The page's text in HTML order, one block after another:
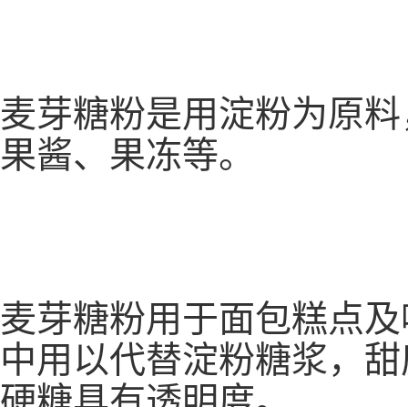
麦芽糖粉是用淀粉为原
果酱、果冻等。
麦芽糖粉用于面包糕点
中用以代替淀粉糖浆，